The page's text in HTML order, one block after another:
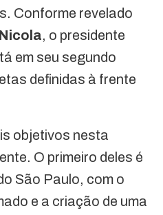
Conforme revelado
, o presidente
em seu segundo
definidas à frente
objetivos nesta
O primeiro deles é
São Paulo, com o
e a criação de uma